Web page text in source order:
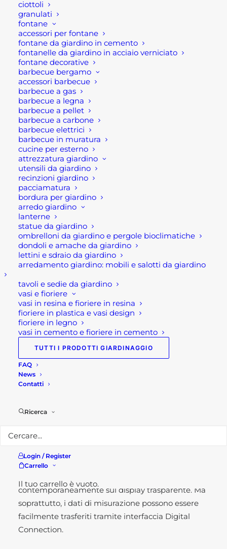
ciottoli
granulati
fontane
accessori per fontane
fontane da giardino in cemento
fontanelle da giardino in acciaio verniciato
fontane decorative
barbecue bergamo
accessori barbecue
barbecue a gas
barbecue a legna
barbecue a pellet
barbecue a carbone
barbecue elettrici
barbecue in muratura
cucine per esterno
attrezzatura giardino
utensili da giardino
recinzioni giardino
pacciamatura
bordura per giardino
arredo giardino
lanterne
statue da giardino
ombrelloni da giardino e pergole bioclimatiche
dondoli e amache da giardino
lettini e sdraio da giardino
arredamento giardino: mobili e salotti da giardino
tavoli e sedie da giardino
vasi e fioriere
vasi in resina e fioriere in resina
fioriere in plastica e vasi design
fioriere in legno
vasi in cemento e fioriere in cemento
TUTTI I PRODOTTI GIARDINAGGIO
FAQ
News
Contatti
Ricerca
Login / Register
Carrello
Il tuo carrello è vuoto.
Oppure scrivi una mail a
shop@rotacommerciale.it
IGROMETRO
DAMPMASTER
COMPACT
quantità
AGGIUNGI AL CARRELLO
SKU
UEL0DAMC
Categorie
FERRAMENTA
UTENSILERIA
ELETTROUTENSILI
Brand
LASERLINER
Descrizione
Igrometro Dampmaster
Compact Plus
L’igrometro digitale DampMaster Compact Plus di
Laserliner è un misuratore dell’umidità
professionale. Infatti, questo utensile è ideale
soprattutto per il rapido rilevamento dell’umidità.
Dunque, questo dispositivo di misurazione
fornisce informazioni sul grado di umidità e di
essiccazione del materiale.
In aggiunta, l’igrometro digitale DampMaster
specifiche del materiale, permette di ottenere un
elevato grado di precisione di misurazione. Inoltre,
in questo misuratore di umidità tutte le
contemporaneamente sul display trasparente. Ma
soprattutto, i dati di misurazione possono essere
facilmente trasferiti tramite interfaccia Digital
Connection.